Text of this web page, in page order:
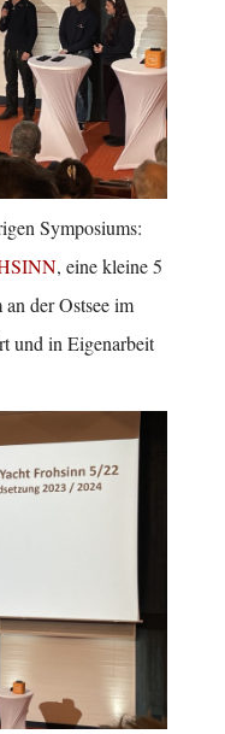
Symposiums:
, eine kleine 5
der Ostsee im
und in Eigenarbeit